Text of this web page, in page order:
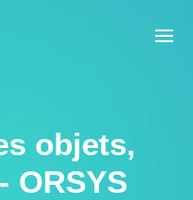
objets,
ORSYS